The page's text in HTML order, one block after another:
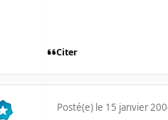
Citer
Posté(e) le 15 janvier